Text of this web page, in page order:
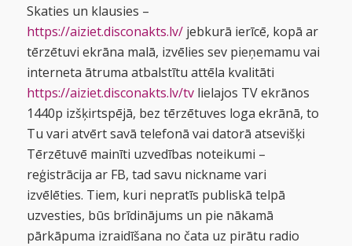
Skaties un klausies –
https://aiziet.disconakts.lv/jebkurā ierīcē, kopā ar
tērzētuvi ekrāna malā, izvēlies sev pieņemamu vai
interneta ātruma atbalstītu attēla kvalitāti
https://aiziet.disconakts.lv/tvlielajos TV ekrānos
1440p izšķirtspējā, bez tērzētuves loga ekrānā, to
Tu vari atvērt savā telefonā vai datorā atsevišķi
Tērzētuvē mainīti uzvedības noteikumi –
reģistrācija ar FB, tad savu nickname vari
izvēlēties. Tiem, kuri nepratīs publiskā telpā
uzvesties, būs brīdinājums un pie nākamā
pārkāpuma izraidīšana no čata uz pirātu radio